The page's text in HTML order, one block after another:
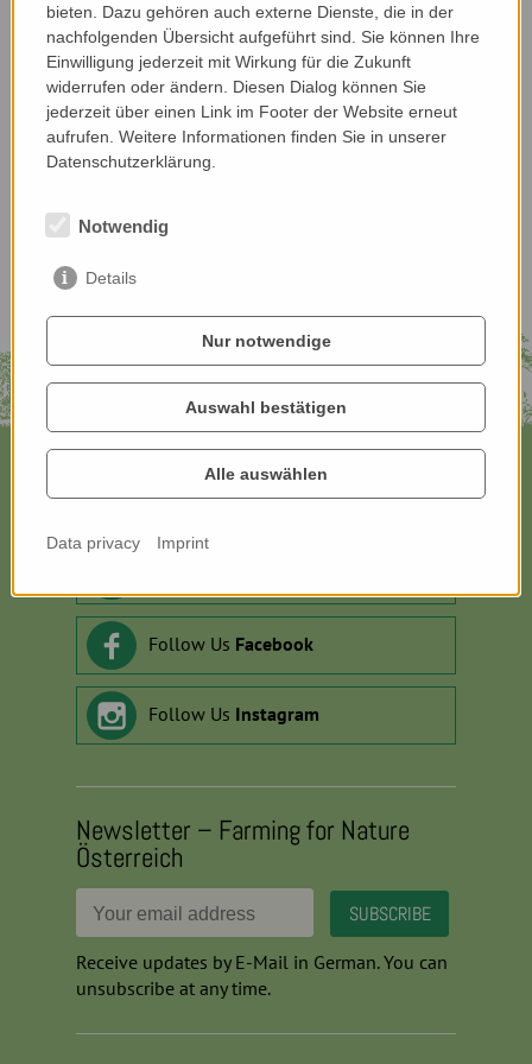
verarbeitet. Jede/r konnte davon etwas mit nach
Hause nehmen.
Hier kommst du zuBericht und Fotosvom
Bauernhofspaziergang bei Agathe Lingenhel.
Contact:
info@farmingfornature.at
Follow Us Facebook
Follow Us Instagram
Newsletter – Farming for Nature
Österreich
Receive updates by E-Mail in German. You can
unsubscribe at any time.
bieten. Dazu gehören auch externe Dienste, die in der
nachfolgenden Übersicht aufgeführt sind. Sie können Ihre
Einwilligung jederzeit mit Wirkung für die Zukunft
widerrufen oder ändern. Diesen Dialog können Sie
jederzeit über einen Link im Footer der Website erneut
aufrufen. Weitere Informationen finden Sie in unserer
Datenschutzerklärung.
Notwendig
Details
Nur notwendige
Auswahl bestätigen
Alle auswählen
Data privacy Imprint